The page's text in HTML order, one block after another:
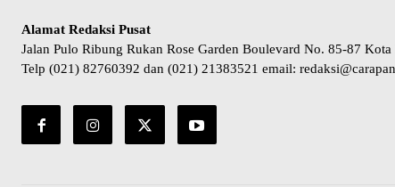
Alamat Redaksi Pusat
Jalan Pulo Ribung Rukan Rose Garden Boulevard No. 85-87 Kota
Telp (021) 82760392 dan (021) 21383521 email: